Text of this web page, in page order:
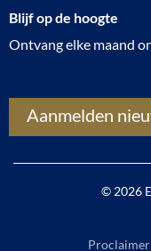
e
b
o
k
E
T
u
E
r
t
a
a
m
E
f
Blijf op de hoogte
Ontvang elke maand
Aanmelden
© 2026
Proclaimer